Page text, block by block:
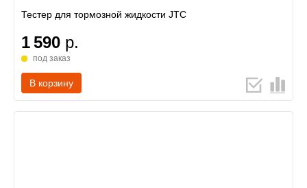
Тестер для тормозной жидкости JTC
1 590 р.
под заказ
В корзину